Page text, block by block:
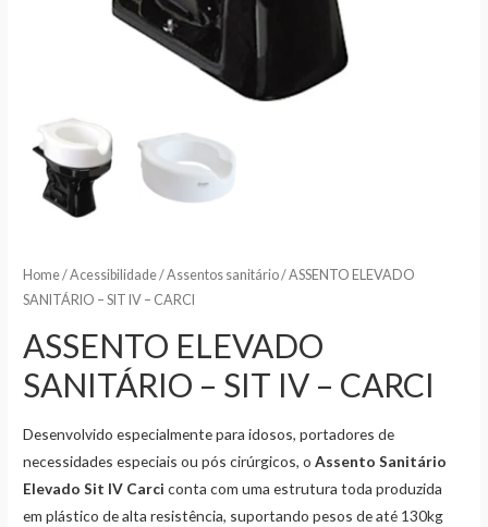
Home/Acessibilidade/Assentos sanitário/ ASSENTO ELEVADO
SANITÁRIO – SIT IV – CARCI
ASSENTO ELEVADO
SANITÁRIO – SIT IV – CARCI
Desenvolvido especialmente para idosos, portadores de
necessidades especiais ou pós cirúrgicos, oAssento Sanitário
Elevado Sit IV Carci conta com uma estrutura toda produzida
em plástico de alta resistência, suportando pesos de até 130kg